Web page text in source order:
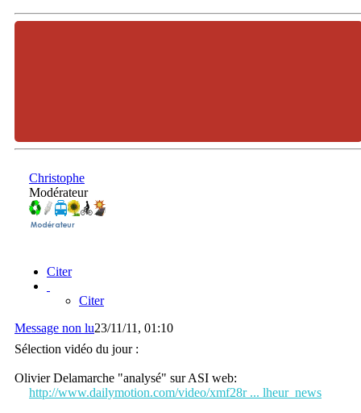
Christophe
Modérateur
Citer
Citer
Message non lu23/11/11, 01:10
Sélection vidéo du jour :
Olivier Delamarche "analysé" sur ASI web:
http://www.dailymotion.com/video/xmf28r ... lheur_news